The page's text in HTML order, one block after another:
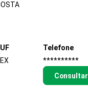
UF
EX
Telefone
**********
Consultar